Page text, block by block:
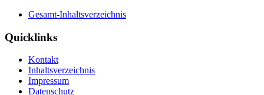
Gesamt-Inhaltsverzeichnis
Quicklinks
Kontakt
Inhaltsverzeichnis
Impressum
Datenschutz